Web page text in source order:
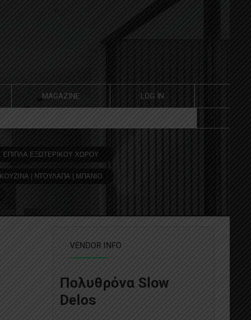
MAGAZINE LOG IN
ΕΠΙΠΛΑ ΕΞΩΤΕΡΙΚΟΥ ΧΩΡΟΥ
ΚΟΥΖΙΝΑ | ΝΤΟΥΛΑΠΑ | ΜΠΑΝΙΟ
VENDOR INFO
Πολυθρόνα Slow
Delos